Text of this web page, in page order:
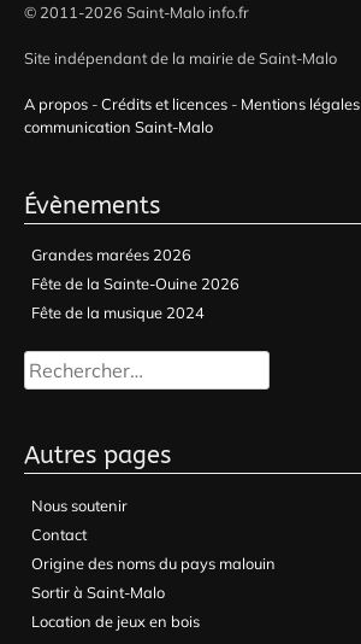
© 2011-2026 Saint-Malo info.fr
Site indépendant de la mairie de Saint-Malo
A propos -Crédits et licences - Mentions légales
communication Saint-Malo
Évènements
Grandes marées 2026
Fête de la Sainte-Ouine 2026
Fête de la musique 2024
Rechercher :
Autres pages
Nous soutenir
Contact
Origine des noms du pays malouin
Sortir à Saint-Malo
Location de jeux en bois